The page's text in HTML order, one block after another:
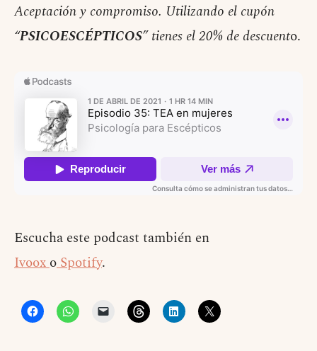
Aceptación y compromiso. Utilizando el cupón
“PSICOESCÉPTICOS” tienes el 20% de descuento.
Escucha este podcast también en
IvooxoSpotify.